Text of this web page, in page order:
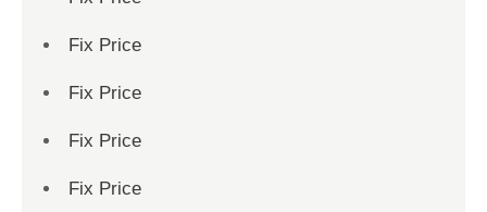
Fix Price
Fix Price
Fix Price
Fix Price